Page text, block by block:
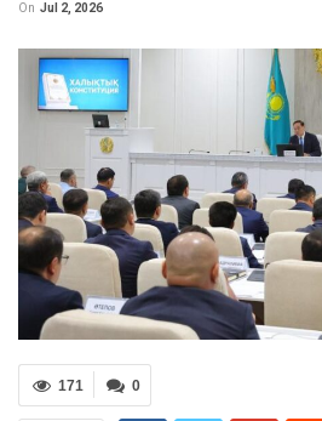
On Jul 2, 2026
0
171